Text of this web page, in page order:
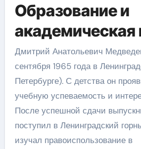
Образование и
академическая
Дмитрий Анатольевич
сентября 1965 года в
Петербурге). С детства он
учебную успеваемость и
После успешной сдачи
поступил в Ленинградский
изучал правоиспользование в